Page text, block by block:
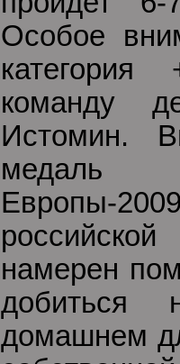
Особое
команду
Истомин.
медаль
Европы-
намерен
добиться
домашнем